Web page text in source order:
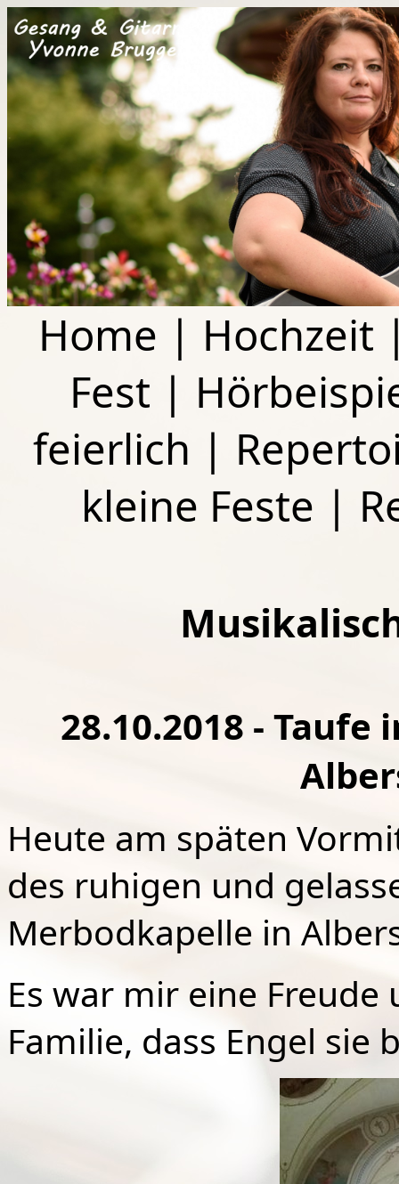
Home | Hochzeit
Fest |
feierlich |
kleine Feste |
28.10.2018 -
Heute am späten
des ruhigen und
Merbodkapelle in
Es war mir eine
Familie, dass Engel sie